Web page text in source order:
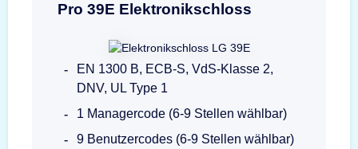
Pro 39E Elektronikschloss
EN 1300 B, ECB-S, VdS-Klasse 2,
DNV, UL Type 1
1 Managercode (6-9 Stellen wählbar)
9 Benutzercodes (6-9 Stellen wählbar)